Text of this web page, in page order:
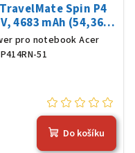
Spin P4
4683 mAh (54,36
pro notebook Acer
51
Do košíku